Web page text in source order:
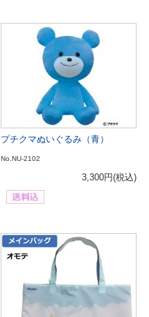
プチクマぬいぐるみ（青）
No.NU-2102
3,300円(税込)